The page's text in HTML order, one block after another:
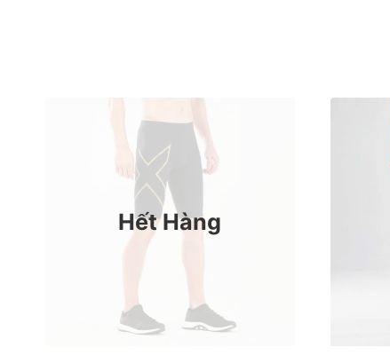
Hết Hàng